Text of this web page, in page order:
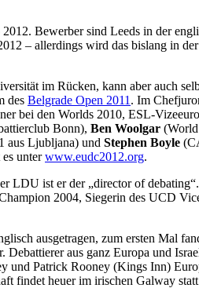
Bewerber sind Leeds in der
– allerdings wird das bislang in
im Rücken, kann aber auch
des Belgrade Open 2011 . Im
bei den Worlds 2010, ESL-
Bonn), Ben Woolgar
aus Ljubljana) und Stephen Boyle
unterwww.eudc2012.org.
LDU ist er der „director of
2004, Siegerin des UCD
ausgetragen, zum ersten Mal
Debattierer aus ganz Europa und
und Patrick Rooney (Kings Inn)
findet heuer im irischen Galway